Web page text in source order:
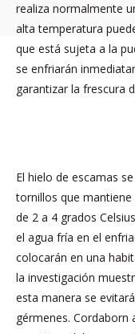
realiza normalmente
alta temperatura
que está sujeta a la
se enfriarán
garantizar la frescura
El hielo de escamas
tornillos que
de 2 a 4 grados
el agua fría en el
colocarán en una
la investigación
esta manera se
gérmenes. Cordaborn